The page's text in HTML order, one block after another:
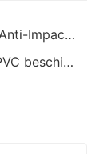
Der letzte : Fluoreszierende grüne Anti-Impact PVC Beschichtete Handschuhe
Der nächste! : Anti-Cut Schwarze PVC beschichtete Handschuhe